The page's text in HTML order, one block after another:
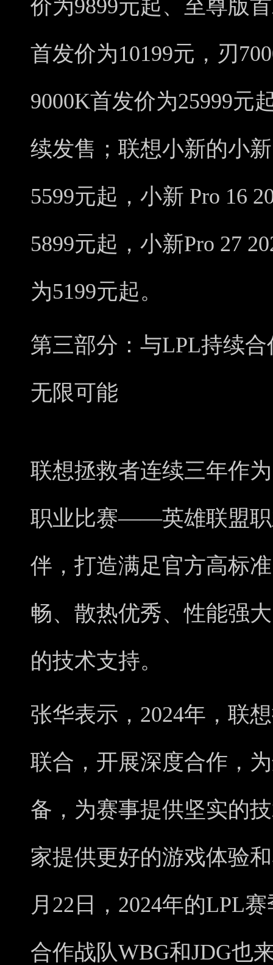
价为9899元起、至尊版
首发价为10199元，刃
9000K首发价为25999元
续发售；联想小新的小
5599元起，小新 Pro 16
5899元起，小新Pro 27
为5199元起。
第三部分：与LPL持续
无限可能
联想拯救者连续三年作
职业比赛——英雄联盟职
伴，打造满足官方高标
畅、散热优秀、性能强
的技术支持。
张华表示，2024年，联
联合，开展深度合作，
备，为赛事提供坚实的
家提供更好的游戏体验
月22日，2024年的LPL
合作战队WBG和JDG也